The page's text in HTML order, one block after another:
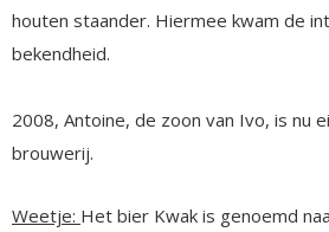
houten staander. Hiermee kwam de
bekendheid.
2008, Antoine, de zoon van Ivo, is nu
brouwerij.
Weetje: Het bier Kwak is genoemd